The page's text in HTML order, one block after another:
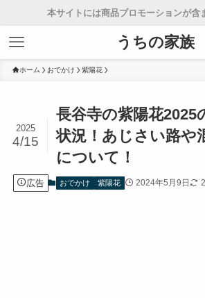
本サイトには商品プロモーションが含
うちの家族
ホーム おでかけ 紫陽花
長谷寺の紫陽花2025
状況！あじさい路や
について！
2025
4/15
広告 おでかけ 紫陽花 2024年5月9日